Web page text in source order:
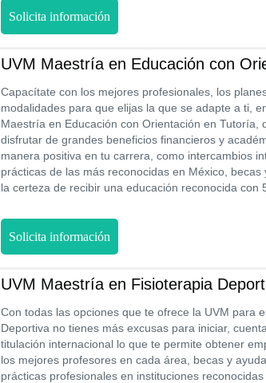
Solicita información
UVM Maestría en Educación con
Capacítate con los mejores profesionales, los
modalidades para que elijas la que se adapte a ti,
Maestría en Educación con Orientación en Tutoría,
disfrutar de grandes beneficios financieros y
manera positiva en tu carrera, como intercambios
prácticas de las más reconocidas en México,
la certeza de recibir una educación reconocida con
Solicita información
UVM Maestría en Fisioterapia
Con todas las opciones que te ofrece la UVM para
Deportiva no tienes más excusas para iniciar,
titulación internacional lo que te permite obtener
los mejores profesores en cada área, becas y
prácticas profesionales en instituciones